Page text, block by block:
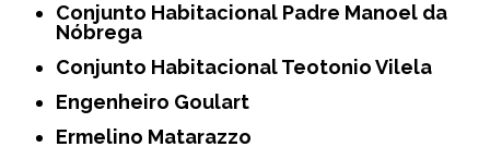
Conjunto Habitacional Padre Manoel da
Nóbrega
Conjunto Habitacional Teotonio Vilela
Engenheiro Goulart
Ermelino Matarazzo